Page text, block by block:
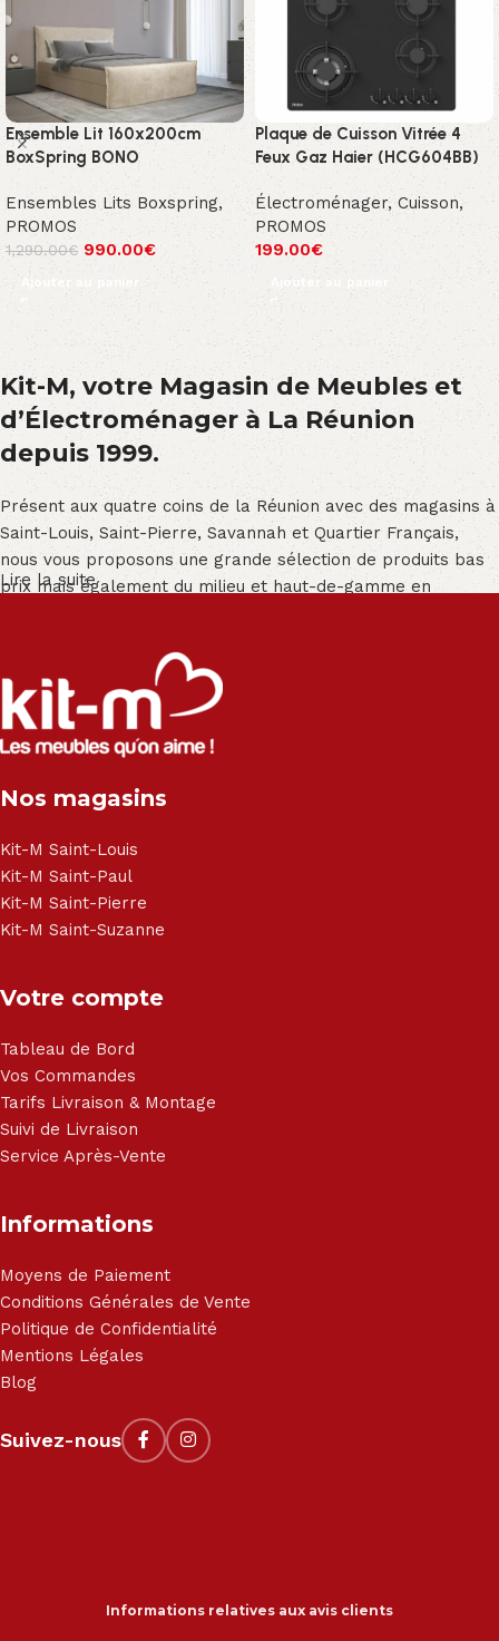
Ensemble Lit 160x200cm
BoxSpring BONO
Ensembles Lits Boxspring,
PROMOS
1,290.00€ 990.00€
Ajouter au panier
Plaque de Cuisson Vitrée 4
Feux Gaz Haier (HCG604BB)
Électroménager, Cuisson,
PROMOS
199.00€
Ajouter au panier
Kit-M, votre Magasin de Meubles et
d’Électroménager à La Réunion
depuis 1999.
Présent aux quatre coins de la Réunion avec des magasins à
Saint-Louis, Saint-Pierre, Savannah et Quartier Français,
nous vous proposons une grande sélection de produits bas
prix mais également du milieu et haut-de-gamme en
Salon angle - Salon convertible - Salon relax - Canapé -
Canapé lit - Cuisine sur-mesure - Fauteuil - Armoire - Table
et chaise - Meuble de salle de bain - Literie - Lit - Bureau -
Électroménager - Télévision led - Réfrigérateur -
- Matelas - Hifi Hitachi, LG, Sharp, Philips, Bosh, Moulinex,
Haier, Sony, Cecotec, Westpoint, Dyson.
Lire la suite
Nos magasins
Kit-M Saint-Louis
Kit-M Saint-Paul
Kit-M Saint-Pierre
Kit-M Saint-Suzanne
Votre compte
Tableau de Bord
Vos Commandes
Tarifs Livraison & Montage
Suivi de Livraison
Service Après-Vente
Informations
Moyens de Paiement
Conditions Générales de Vente
Politique de Confidentialité
Mentions Légales
Blog
Suivez-nous
Informations relatives aux avis clients